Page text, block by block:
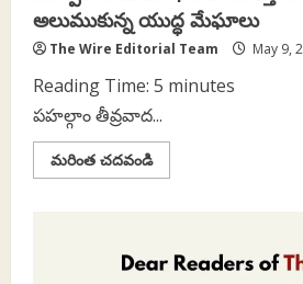
అలుముకున్న యుద్ధ మేఘాలు
The Wire Editorial Team May 9,
Reading Time: 5 minutes
పహల్గాం తీవ్రవాద...
మరింత చదవండిRead
more
పాకిస్తాన్‌
దేశాల